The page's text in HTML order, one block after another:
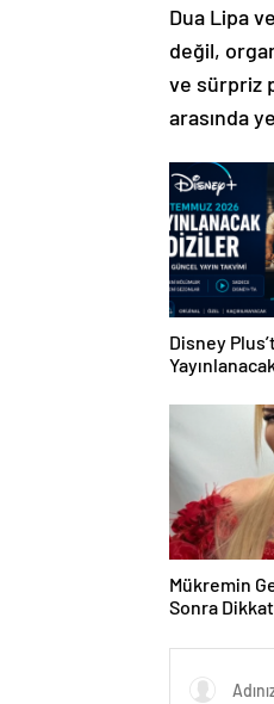
Dua Lipa
değil,
ve sürpriz
arasında
Disney
Mükremin
Sonra